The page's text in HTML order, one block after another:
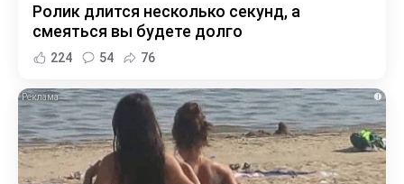
Ролик длится несколько секунд, а
смеяться вы будете долго
224 54 76
i